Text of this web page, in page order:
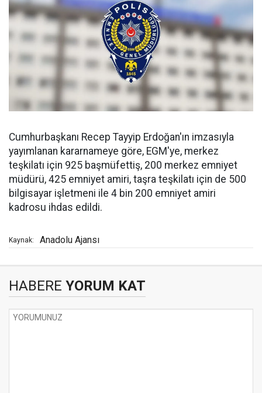
Cumhurbaşkanı Recep Tayyip Erdoğan'ın imzasıyla
yayımlanan kararnameye göre, EGM'ye, merkez
teşkilatı için 925 başmüfettiş, 200 merkez emniyet
müdürü, 425 emniyet amiri, taşra teşkilatı için de 500
bilgisayar işletmeni ile 4 bin 200 emniyet amiri
kadrosu ihdas edildi.
Kaynak: Anadolu Ajansı
HABERE YORUM KAT